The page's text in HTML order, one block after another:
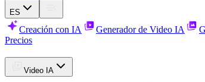
ES
Creación con IA Generador de Video IA
Precios
Video IA